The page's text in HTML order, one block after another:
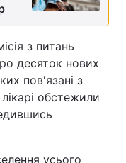
з питань
десяток нових
пов'язані з
обстежили
усього